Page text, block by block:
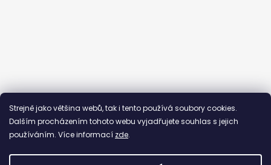
Strejně jako většina webů, tak i tento používá soubory cookies.
Dalším procházením tohoto webu vyjadřujete souhlas s jejich
používáním. Více informací zde.
Sledovat na Instagramu